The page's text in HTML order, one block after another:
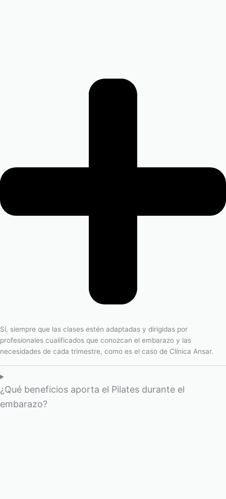
Sí, siempre que las clases estén adaptadas y dirigidas por
profesionales cualificados que conozcan el embarazo y las
necesidades de cada trimestre, como es el caso de Clínica Ansar.
¿Qué beneficios aporta el Pilates durante el
embarazo?